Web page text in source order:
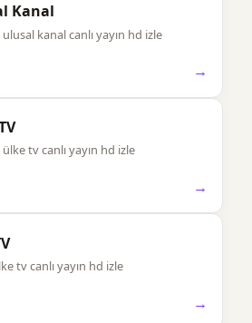
Kanal
ulusal kanal canlı yayın hd izle
→
ülke tv canlı yayın hd izle
→
tv canlı yayın hd izle
→